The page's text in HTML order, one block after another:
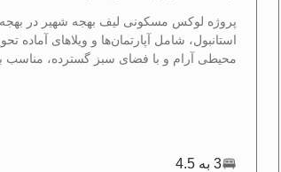
پروژه لوکس مسکونی لیف بهجه شهیر در
استانبول، شامل آپارتمان‌ها و ویلاهای آماده
محیطی آرام و با فضای سبز گسترده، مناسب
3 به 4.5